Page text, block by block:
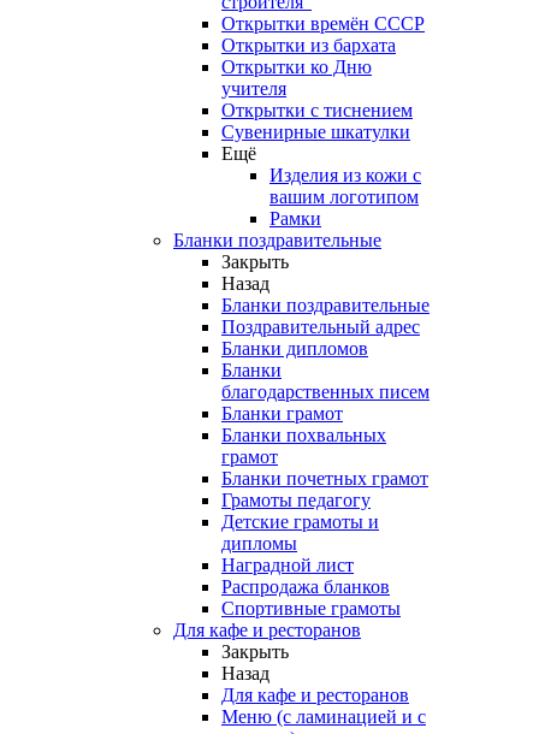
Открытки времён СССР
Открытки из бархата
Открытки ко Дню
учителя
Открытки с тиснением
Сувенирные шкатулки
Ещё
Изделия из кожи с
вашим логотипом
Рамки
Бланки поздравительные
Закрыть
Назад
Бланки поздравительные
Поздравительный адрес
Бланки дипломов
Бланки
благодарственных писем
Бланки грамот
Бланки похвальных
грамот
Бланки почетных грамот
Грамоты педагогу
Детские грамоты и
дипломы
Наградной лист
Распродажа бланков
Спортивные грамоты
Для кафе и ресторанов
Закрыть
Назад
Для кафе и ресторанов
Меню (с ламинацией и с